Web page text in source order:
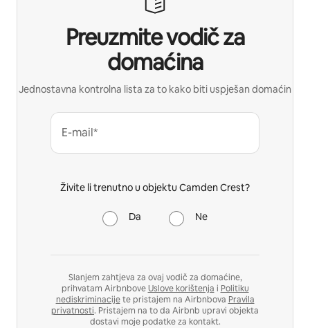
Preuzmite vodič za
domaćina
Jednostavna kontrolna lista za to kako biti uspješan domaćin
E-mail*
Živite li trenutno u objektu Camden Crest?
Da Ne
Slanjem zahtjeva za ovaj vodič za domaćine,
prihvatam AirbnboveUslove korištenja i Politiku
nediskriminacijete pristajem na Airbnbova Pravila
privatnosti. Pristajem na to da Airbnb upravi objekta
dostavi moje podatke za kontakt.